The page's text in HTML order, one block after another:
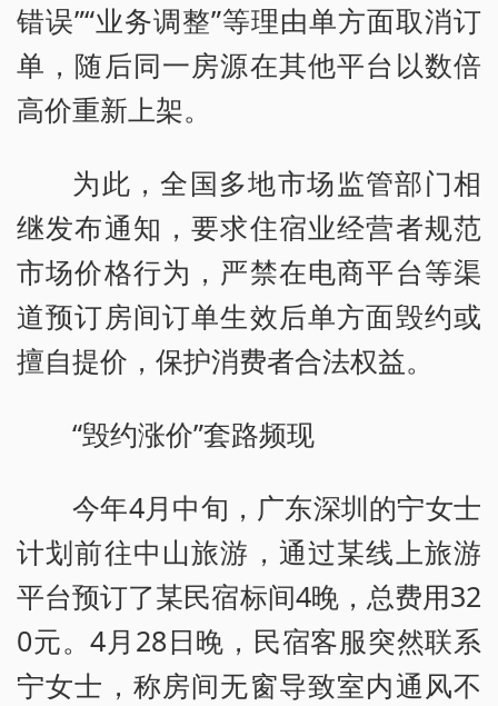
错误”“业务调整”等理由单方面取消订
单，随后同一房源在其他平台以数倍
高价重新上架。
为此，全国多地市场监管部门相
继发布通知，要求住宿业经营者规范
市场价格行为，严禁在电商平台等渠
道预订房间订单生效后单方面毁约或
擅自提价，保护消费者合法权益。
“毁约涨价”套路频现
今年4月中旬，广东深圳的宁女士
计划前往中山旅游，通过某线上旅游
平台预订了某民宿标间4晚，总费用32
0元。4月28日晚，民宿客服突然联系
宁女士，称房间无窗导致室内通风不